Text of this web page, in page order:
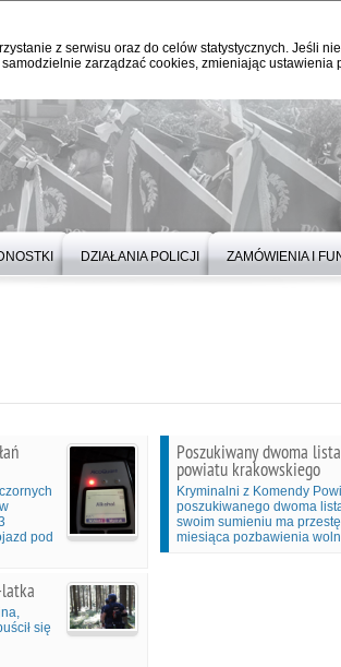
z serwisu oraz do celów statystycznych. Jeśli
zarządzać cookies, zmieniając
DZIAŁANIA POLICJI ZAMÓWIENIA I
pod
Poszukiwany dwoma
powiatu krakowskiego
Kryminalni z Komendy
poszukiwanego dwoma
swoim sumieniu ma
miesiąca pozbawienia
się